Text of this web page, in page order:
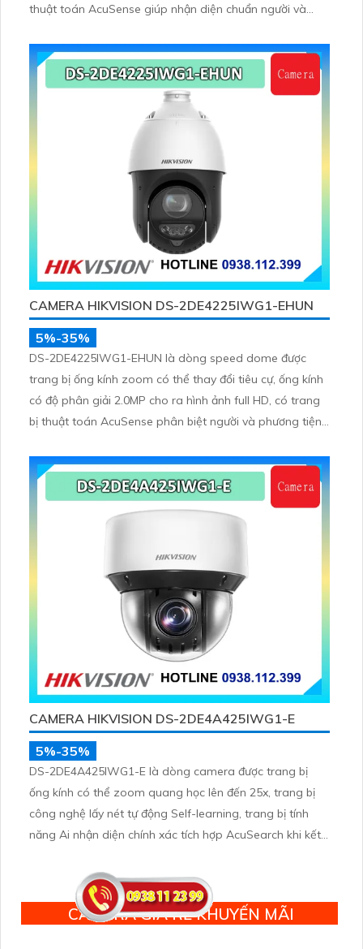
thuật toán AcuSense giúp nhận diện chuẩn người và
100m
CAMERA HIKVISION DS-2DE4225IWG1-EHUN
5%-35%
DS-2DE4225IWG1-EHUN là dòng speed dome được
trang bị ống kính zoom có thể thay đổi tiêu cự, ống kính
có độ phân giải 2.0MP cho ra hình ảnh full HD, có trang
bị thuật toán AcuSense phân biệt người và phương tiện,
đêm bằng hồng ngoại 100m
CAMERA HIKVISION DS-2DE4A425IWG1-E
5%-35%
DS-2DE4A425IWG1-E là dòng camera được trang bị
ống kính có thể zoom quang học lên đến 25x, trang bị
công nghệ lấy nét tự động Self-learning, trang bị tính
năng Ai nhận diện chính xác tích hợp AcuSearch khi kết
ngoại 50m
CAMERA GIÁ RẺ KHUYẾN MÃI